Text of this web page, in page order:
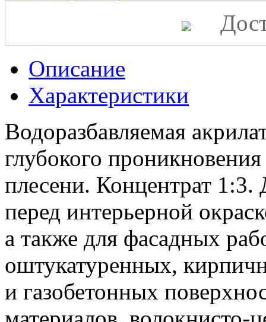
Описание
Характеристики
Водоразбавляемая
глубокого
плесени. Концентрат 1:3.
перед интерьерной
а также для фасадных
оштукатуренных,
и газобетонных